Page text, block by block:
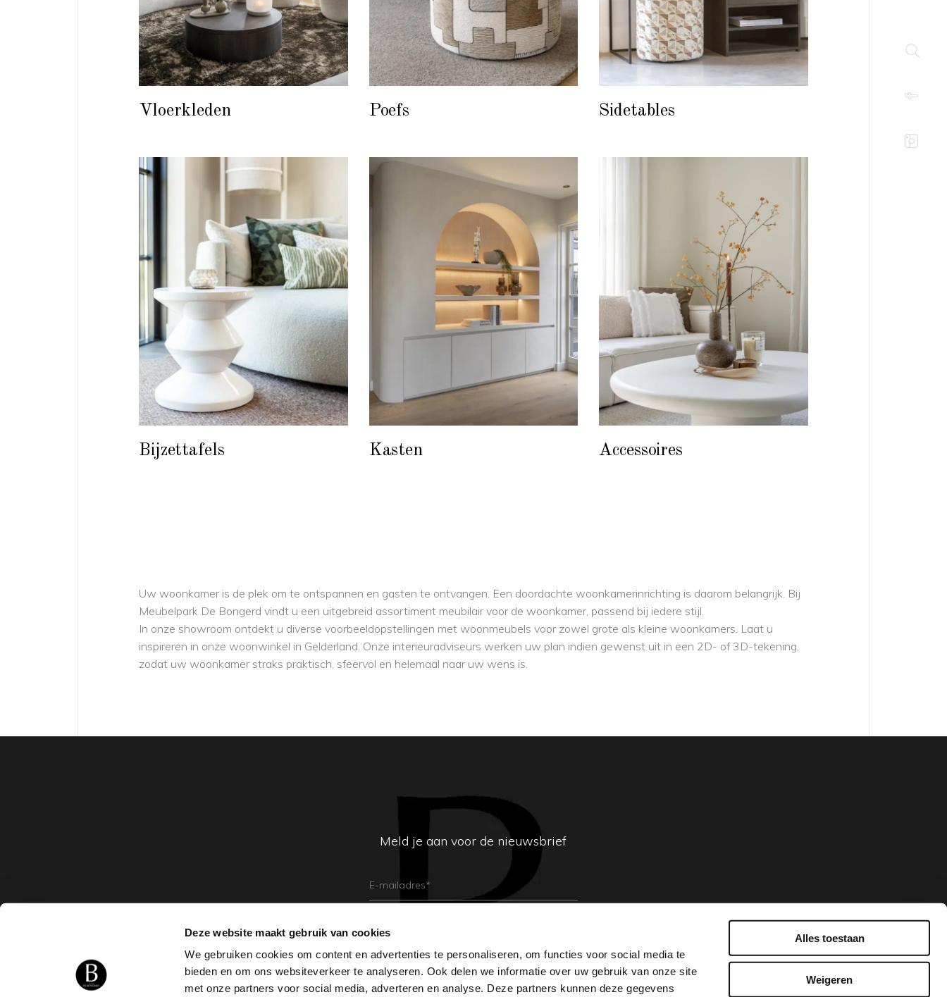
Deze website maakt gebruik van cookies
We gebruiken cookies om content en advertenties te personaliseren, om functies voor social media te
bieden en om ons websiteverkeer te analyseren. Ook delen we informatie over uw gebruik van onze site
met onze partners voor social media, adverteren en analyse. Deze partners kunnen deze gegevens
Alles toestaan
Weigeren
Vloerkleden Poefs Sidetables
Bijzettafels Kasten Accessoires
Uw woonkamer is de plek om te ontspannen en gasten te ontvangen. Een doordachte woonkamerinrichting is daarom belangrijk. Bij
Meubelpark De Bongerd vindt u een uitgebreid assortiment meubilair voor de woonkamer, passend bij iedere stijl.
In onze showroom ontdekt u diverse voorbeeldopstellingen met woonmeubels voor zowel grote als kleine woonkamers. Laat u
inspireren in onze woonwinkel in Gelderland. Onze interieuradviseurs werken uw plan indien gewenst uit in een 2D- of 3D-tekening,
zodat uw woonkamer straks praktisch, sfeervol en helemaal naar uw wens is.
Meld je aan voor de nieuwsbrief
E-